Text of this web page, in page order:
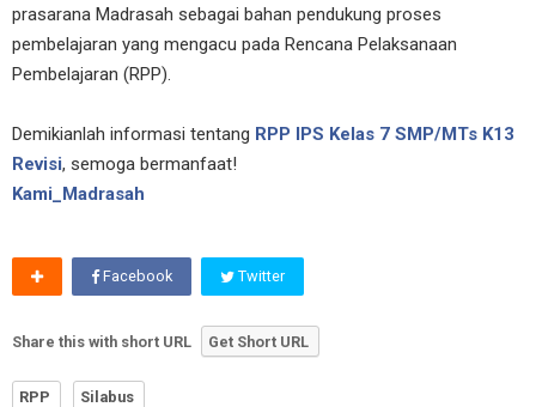
prasarana Madrasah sebagai bahan pendukung proses
pembelajaran yang mengacu pada Rencana Pelaksanaan
Pembelajaran (RPP).
Demikianlah informasi tentang RPP IPS Kelas 7 SMP/MTs K13
Revisi, semoga bermanfaat!
Kami_Madrasah
Facebook Twitter
Share this with short URL Get Short URL
RPP Silabus